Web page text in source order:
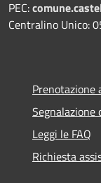
PEC:
Centralino Unico:
Prenotazione
Segnalazione
Leggi le FAQ
Richiesta